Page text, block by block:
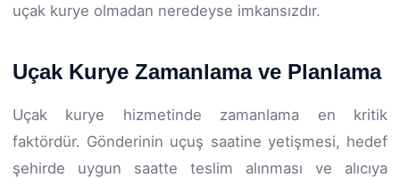
uçak kurye olmadan neredeyse imkansızdır.
Uçak Kurye Zamanlama ve Planlama
Uçak kurye hizmetinde zamanlama en kritik
faktördür. Gönderinin uçuş saatine yetişmesi, hedef
şehirde uygun saatte teslim alınması ve alıcıya